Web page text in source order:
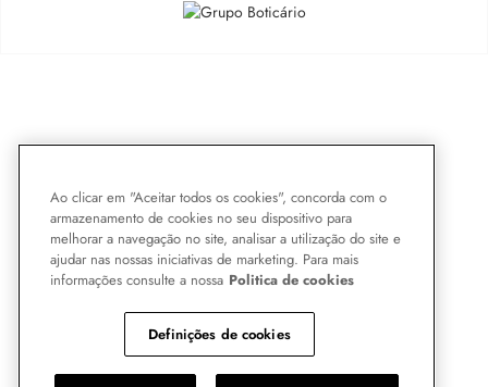
Ao clicar em "Aceitar todos os cookies", concorda com o
armazenamento de cookies no seu dispositivo para
melhorar a navegação no site, analisar a utilização do site e
ajudar nas nossas iniciativas de marketing. Para mais
informações consulte a nossa Politica de cookies
Definições de cookies